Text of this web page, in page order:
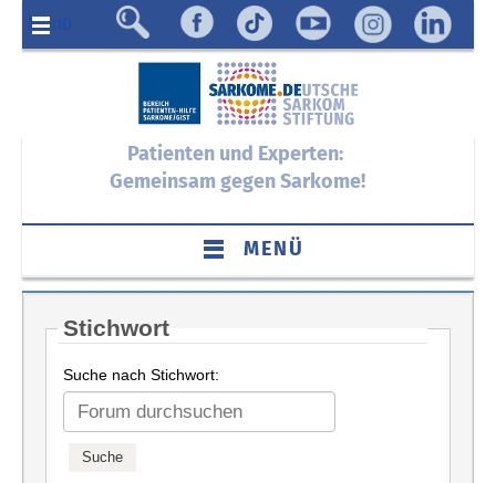
Menü
Patienten und Experten:
Gemeinsam gegen Sarkome!
MENÜ
Stichwort
Suche nach Stichwort: